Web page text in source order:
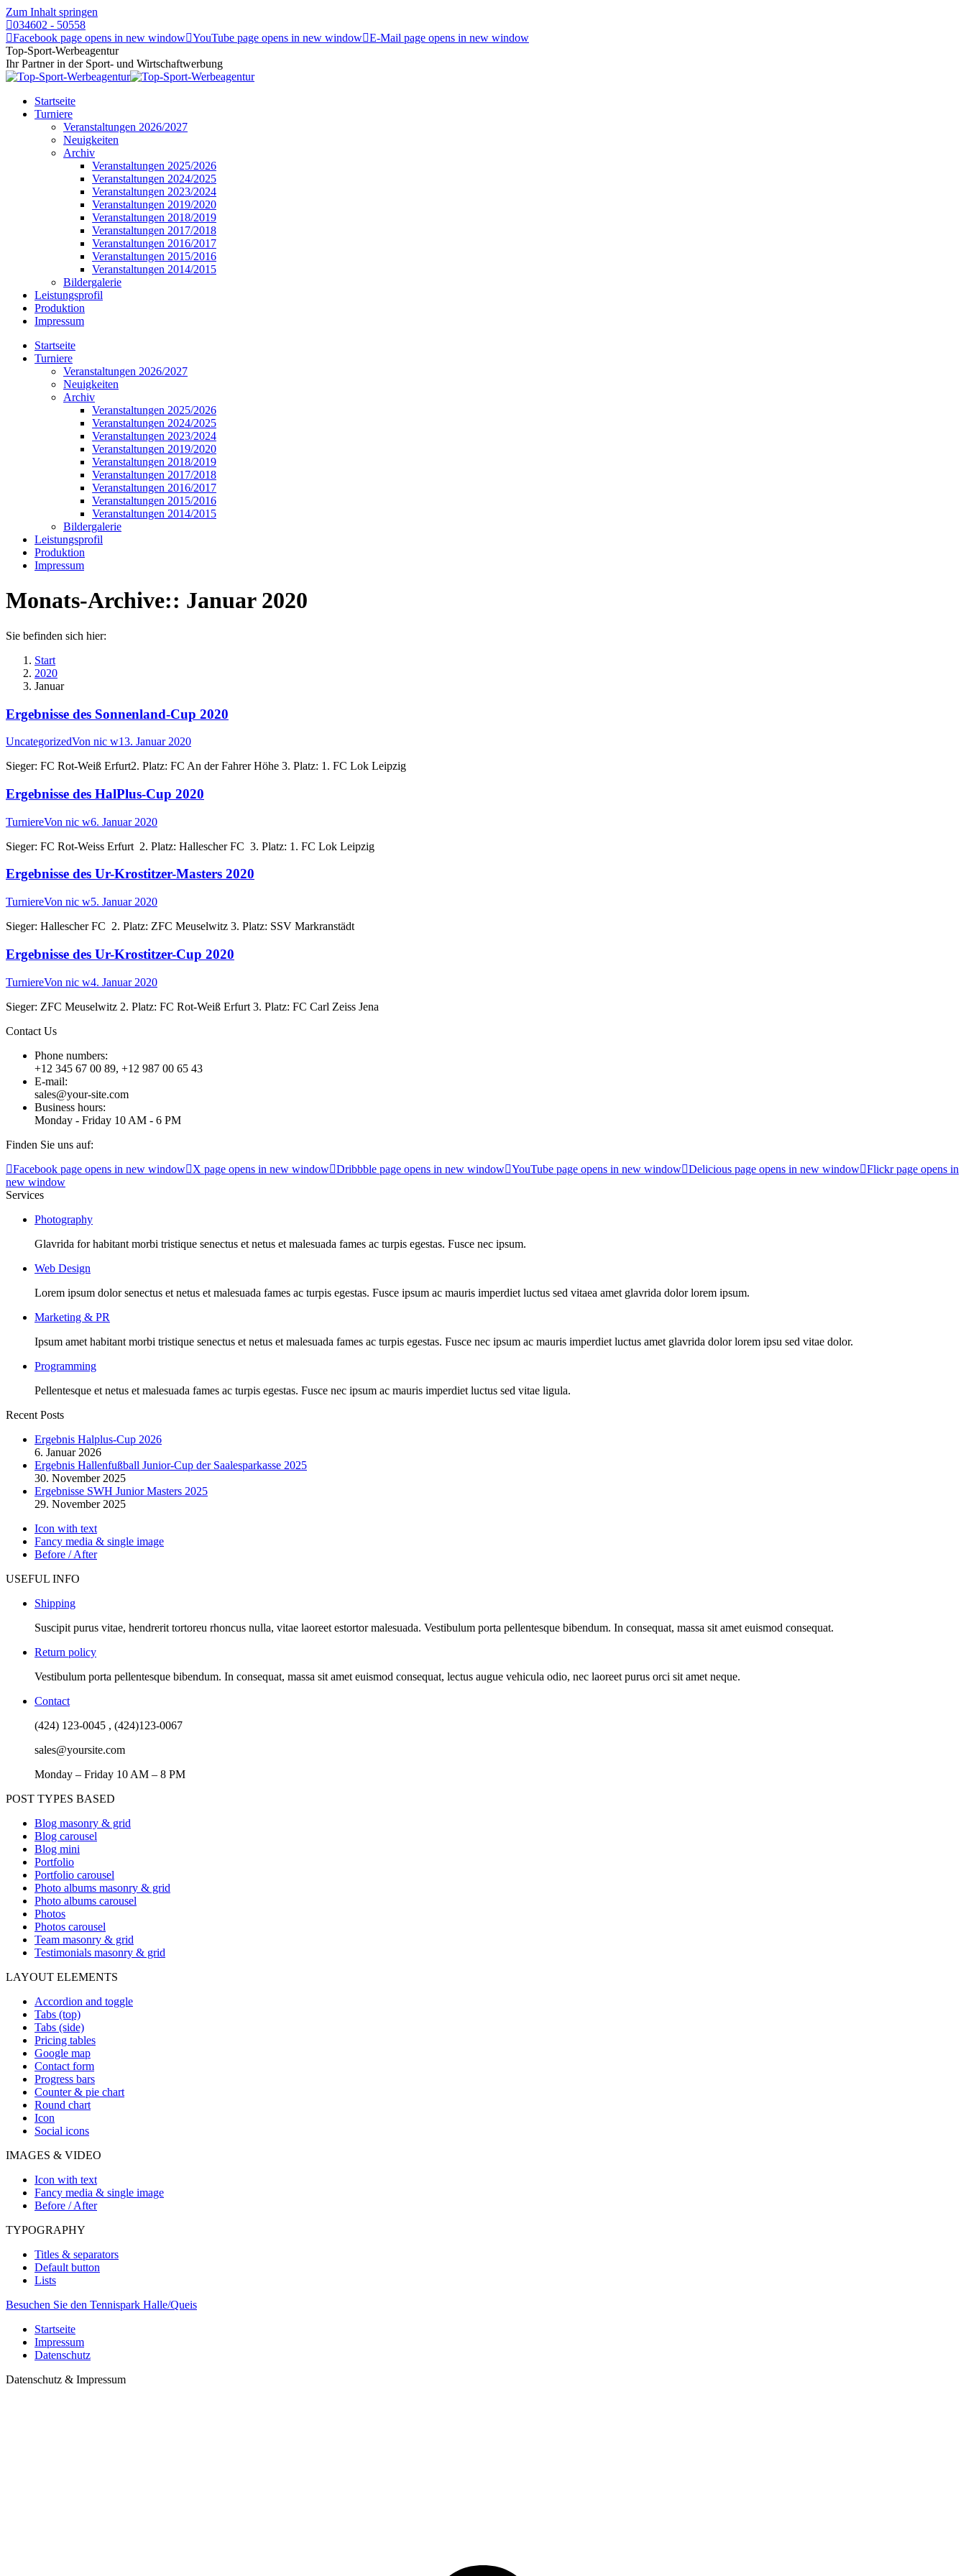
Zum Inhalt springen
034602 - 50558
Facebook page opens in new window YouTube page opens in new window E-Mail page opens in new window
Top-Sport-Werbeagentur
Ihr Partner in der Sport- und Wirtschaftwerbung
Startseite
Turniere
Veranstaltungen 2026/2027
Neuigkeiten
Archiv
Veranstaltungen 2025/2026
Veranstaltungen 2024/2025
Veranstaltungen 2023/2024
Veranstaltungen 2019/2020
Veranstaltungen 2018/2019
Veranstaltungen 2017/2018
Veranstaltungen 2016/2017
Veranstaltungen 2015/2016
Veranstaltungen 2014/2015
Bildergalerie
Leistungsprofil
Produktion
Impressum
Startseite
Turniere
Veranstaltungen 2026/2027
Neuigkeiten
Archiv
Veranstaltungen 2025/2026
Veranstaltungen 2024/2025
Veranstaltungen 2023/2024
Veranstaltungen 2019/2020
Veranstaltungen 2018/2019
Veranstaltungen 2017/2018
Veranstaltungen 2016/2017
Veranstaltungen 2015/2016
Veranstaltungen 2014/2015
Bildergalerie
Leistungsprofil
Produktion
Impressum
Monats-Archive:: Januar 2020
Sie befinden sich hier:
Start
2020
Januar
Ergebnisse des Sonnenland-Cup 2020
UncategorizedVon nic w13. Januar 2020
Sieger: FC Rot-Weiß Erfurt2. Platz: FC An der Fahrer Höhe 3. Platz: 1. FC Lok Leipzig
Ergebnisse des HalPlus-Cup 2020
TurniereVon nic w6. Januar 2020
Sieger: FC Rot-Weiss Erfurt 2. Platz: Hallescher FC 3. Platz: 1. FC Lok Leipzig
Ergebnisse des Ur-Krostitzer-Masters 2020
TurniereVon nic w5. Januar 2020
Sieger: Hallescher FC 2. Platz: ZFC Meuselwitz 3. Platz: SSV Markranstädt
Ergebnisse des Ur-Krostitzer-Cup 2020
TurniereVon nic w4. Januar 2020
Sieger: ZFC Meuselwitz 2. Platz: FC Rot-Weiß Erfurt 3. Platz: FC Carl Zeiss Jena
Contact Us
Phone numbers:
+12 345 67 00 89, +12 987 00 65 43
E-mail:
sales@your-site.com
Business hours:
Monday - Friday 10 AM - 6 PM
Finden Sie uns auf:
Facebook page opens in new window
X page opens in new window Dribbble page opens in new window YouTube page opens in new window Delicious page opens in new window Flickr page opens in
new window
Services
Photography
Glavrida for habitant morbi tristique senectus et netus et malesuada fames ac turpis egestas. Fusce nec ipsum.
Web Design
Lorem ipsum dolor senectus et netus et malesuada fames ac turpis egestas. Fusce ipsum ac mauris imperdiet luctus sed vitaea amet glavrida dolor lorem ipsum.
Marketing & PR
Ipsum amet habitant morbi tristique senectus et netus et malesuada fames ac turpis egestas. Fusce nec ipsum ac mauris imperdiet luctus amet glavrida dolor lorem ipsu sed vitae dolor.
Programming
Pellentesque et netus et malesuada fames ac turpis egestas. Fusce nec ipsum ac mauris imperdiet luctus sed vitae ligula.
Recent Posts
Ergebnis Halplus-Cup 2026
6. Januar 2026
Ergebnis Hallenfußball Junior-Cup der Saalesparkasse 2025
30. November 2025
Ergebnisse SWH Junior Masters 2025
29. November 2025
Icon with text
Fancy media & single image
Before / After
USEFUL INFO
Shipping
Suscipit purus vitae, hendrerit tortoreu rhoncus nulla, vitae laoreet estortor malesuada. Vestibulum porta pellentesque bibendum. In consequat, massa sit amet euismod consequat.
Return policy
Vestibulum porta pellentesque bibendum. In consequat, massa sit amet euismod consequat, lectus augue vehicula odio, nec laoreet purus orci sit amet neque.
Contact
(424) 123-0045 , (424)123-0067
sales@yoursite.com
Monday – Friday 10 AM – 8 PM
POST TYPES BASED
Blog masonry & grid
Blog carousel
Blog mini
Portfolio
Portfolio carousel
Photo albums masonry & grid
Photo albums carousel
Photos
Photos carousel
Team masonry & grid
Testimonials masonry & grid
LAYOUT ELEMENTS
Accordion and toggle
Tabs (top)
Tabs (side)
Pricing tables
Google map
Contact form
Progress bars
Counter & pie chart
Round chart
Icon
Social icons
IMAGES & VIDEO
Icon with text
Fancy media & single image
Before / After
TYPOGRAPHY
Titles & separators
Default button
Lists
Besuchen Sie den Tennispark Halle/Queis
Startseite
Impressum
Datenschutz
Datenschutz & Impressum